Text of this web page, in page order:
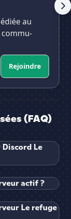
au
Rejoindre
(FAQ)
Le
actif ?
Le refuge